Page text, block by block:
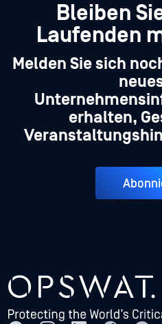
Bleiben
Laufenden
Melden Sie sich
erhalten,